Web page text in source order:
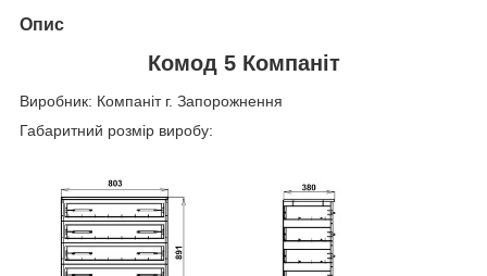
Опис
Комод 5 Компаніт
Виробник: Компаніт г. Запорожнення
Габаритний розмір виробу: